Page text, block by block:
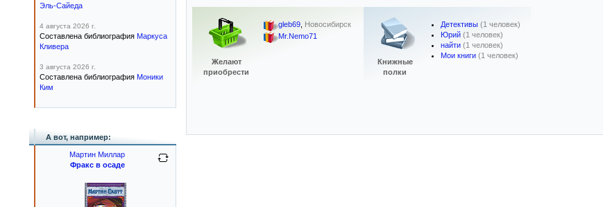
Желают
приобрести
gleb69, Новосибирск
Mr.Nemo71
Книжные
полки
Детективы (1 человек)
Юрий (1 человек)
найти (1 человек)
Мои книги (1 человек)
Эль-Сайеда
4 августа 2026 г.
Составлена библиография Маркуса
Кливера
3 августа 2026 г.
Составлена библиография Моники
Ким
А вот, например:
Мартин Миллар
Фракс в осаде